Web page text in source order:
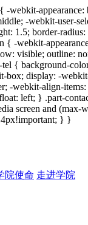
webkit-
-webkit-user-
1.5; border-
{ -webkit-
visible; outline:
{ background-
box; display: -
-webkit-align-
left; } .part-
screen and
} }
院使命 走进学院